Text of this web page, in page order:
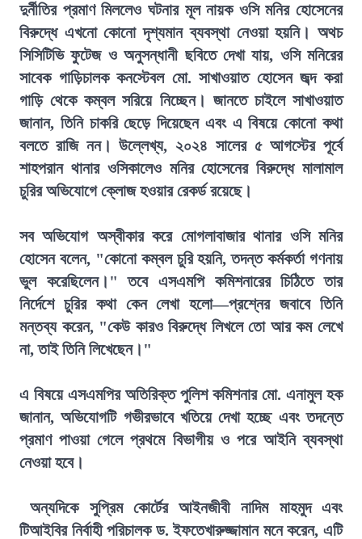
দুর্নীতির প্রমাণ মিললেও ঘটনার মূল নায়ক ওসি মনির হোসেনের
বিরুদ্ধে এখনো কোনো দৃশ্যমান ব্যবস্থা নেওয়া হয়নি। অথচ
সিসিটিভি ফুটেজ ও অনুসন্ধানী ছবিতে দেখা যায়, ওসি মনিরের
সাবেক গাড়িচালক কনস্টেবল মো. সাখাওয়াত হোসেন জব্দ করা
গাড়ি থেকে কম্বল সরিয়ে নিচ্ছেন। জানতে চাইলে সাখাওয়াত
জানান, তিনি চাকরি ছেড়ে দিয়েছেন এবং এ বিষয়ে কোনো কথা
বলতে রাজি নন। উল্লেখ্য, ২০২৪ সালের ৫ আগস্টের পূর্বে
শাহপরান থানার ওসিকালেও মনির হোসেনের বিরুদ্ধে মালামাল
চুরির অভিযোগে ক্লোজ হওয়ার রেকর্ড রয়েছে।
সব অভিযোগ অস্বীকার করে মোগলাবাজার থানার ওসি মনির
হোসেন বলেন, "কোনো কম্বল চুরি হয়নি, তদন্ত কর্মকর্তা গণনায়
ভুল করেছিলেন।" তবে এসএমপি কমিশনারের চিঠিতে তার
নির্দেশে চুরির কথা কেন লেখা হলো—প্রশ্নের জবাবে তিনি
মন্তব্য করেন, "কেউ কারও বিরুদ্ধে লিখলে তো আর কম লেখে
না, তাই তিনি লিখেছেন।"
এ বিষয়ে এসএমপির অতিরিক্ত পুলিশ কমিশনার মো. এনামুল হক
জানান, অভিযোগটি গভীরভাবে খতিয়ে দেখা হচ্ছে এবং তদন্তে
প্রমাণ পাওয়া গেলে প্রথমে বিভাগীয় ও পরে আইনি ব্যবস্থা
নেওয়া হবে।
অন্যদিকে সুপ্রিম কোর্টের আইনজীবী নাদিম মাহমুদ এবং
টিআইবির নির্বাহী পরিচালক ড. ইফতেখারুজ্জামান মনে করেন, এটি